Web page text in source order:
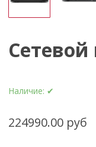
Сетевой
Наличие: ✔
224990.00 руб